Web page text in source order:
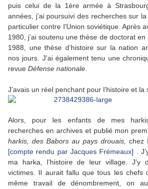
puis celui de la 1ère armée à
années, j’ai poursuivi des recherches sur
particulier contre l’Union soviétique. Après
1980, j’ai soutenu une thèse de doctorat
1988, une thèse d’histoire sur la nation
nos jours. J’ai également tenu une
revue Défense nationale
J’avais un réel penchant pour l’histoire et la
Alors, pour les enfants de mes
recherches en archives et publié mon
harkis, des Babors au pays drouais,
chez
[compte rendu par Jacques Frémeaux] .
ma harka, l’histoire de leur village. J’y
victimes. Il aurait fallu que tous les chefs
même travail de dénombrement, on